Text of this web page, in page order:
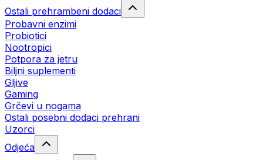
Ostali prehrambeni dodaci
Probavni enzimi
Probiotici
Nootropici
Potpora za jetru
Biljni suplementi
Gljive
Gaming
Grčevi u nogama
Ostali posebni dodaci prehrani
Uzorci
Odjeća